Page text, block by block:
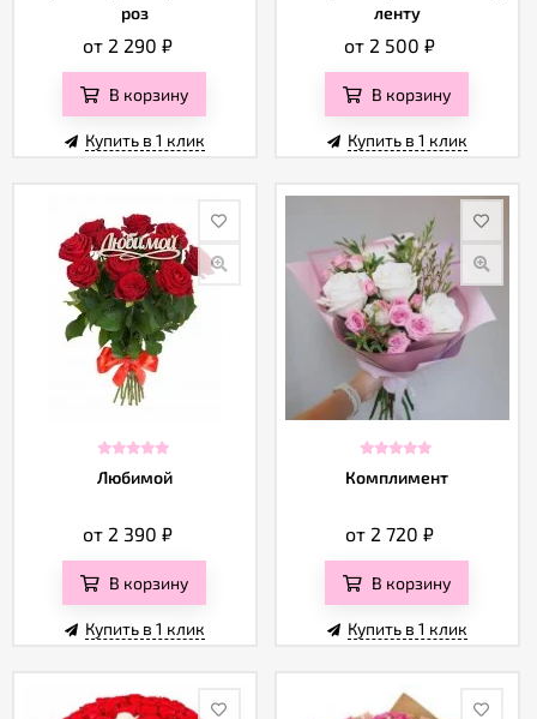
роз
от 2 290 ₽
В корзину
Купить в 1 клик
ленту
от 2 500₽
В корзину
Купить в 1 клик
Любимой
от 2 390 ₽
В корзину
Купить в 1 клик
Комплимент
от 2 720₽
В корзину
Купить в 1 клик